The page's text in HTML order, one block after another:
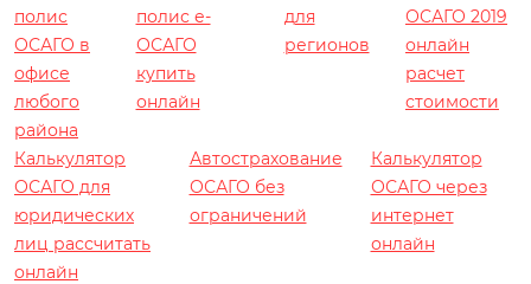
полис
ОСАГО в
офисе
любого
района
полис е-
ОСАГО
купить
онлайн
для
регионов
ОСАГО 2019
онлайн
расчет
стоимости
Калькулятор
ОСАГО для
юридических
лиц рассчитать
онлайн
Автострахование
ОСАГО без
ограничений
Калькулятор
ОСАГО через
интернет
онлайн